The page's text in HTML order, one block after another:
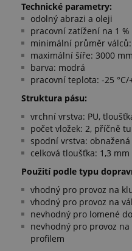
Technické parametry:
odolný abrazi a oleji
pracovní zatížení na 1
minimální průměr
maximální šíře: 3000 mm
barva: modrá
pracovní teplota: -25 °C/
Struktura pásu:
vrchní vrstva: PU,
počet vložek: 2, příčně
spodní vrstva:
celková tloušťka: 1,3 mm
Použití podle typu
vhodný pro provoz na
vhodný pro provoz na
nevhodný pro lomené
nevhodný pro provoz
profilem